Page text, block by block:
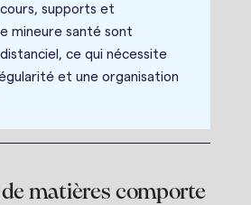
cours, supports et
mineure santé sont
ce qui nécessite
et une organisation
matières comporte